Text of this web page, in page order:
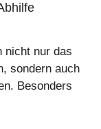
nicht nur das
sondern auch
Besonders